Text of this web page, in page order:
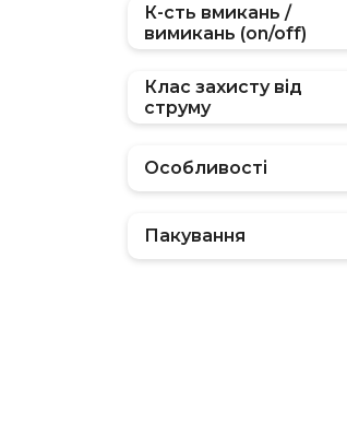
К-сть вмикань /
вимикань (on/off)
Клас захисту від
струму
Особливості
Пакування